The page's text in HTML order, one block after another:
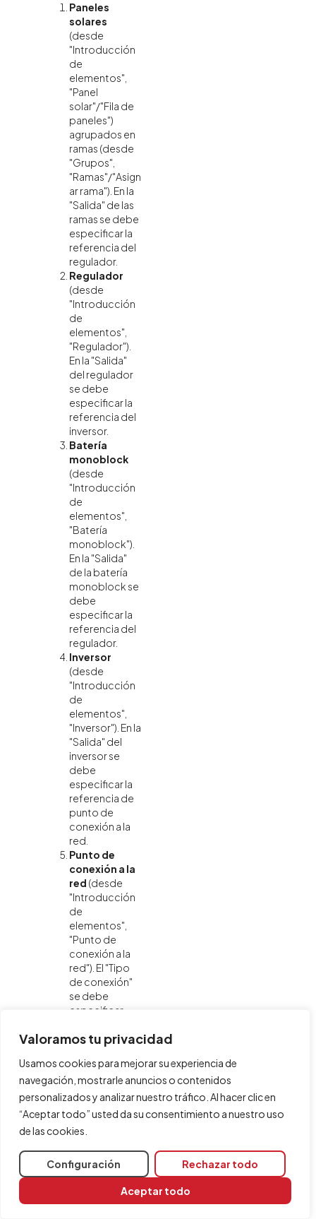
Valoramos tu privacidad
Usamos cookies para mejorar su experiencia de
navegación, mostrarle anuncios o contenidos
personalizados y analizar nuestro tráfico. Al hacer clic en
“Aceptar todo” usted da su consentimiento a nuestro uso
de las cookies.
Configuración Rechazar todo
Aceptar todo
Paneles
solares
(desde
"Introducción
de
elementos",
"Panel
solar"/"Fila de
paneles")
agrupados en
ramas (desde
"Grupos",
"Ramas"/"Asign
ar rama"). En la
"Salida" de las
ramas se debe
especificar la
referencia del
regulador.
Regulador
(desde
"Introducción
de
elementos",
"Regulador").
En la "Salida"
del regulador
se debe
especificar la
referencia del
inversor.
Batería
monoblock
(desde
"Introducción
de
elementos",
"Batería
monoblock").
En la "Salida"
de la batería
monoblock se
debe
especificar la
referencia del
regulador.
Inversor
(desde
"Introducción
de
elementos",
"Inversor"). En la
"Salida" del
inversor se
debe
especificar la
referencia de
punto de
conexión a la
red.
Punto de
conexión a la
red (desde
"Introducción
de
elementos",
"Punto de
conexión a la
red"). El "Tipo
de conexión"
se debe
especificar
de la red" en su
diálogo.